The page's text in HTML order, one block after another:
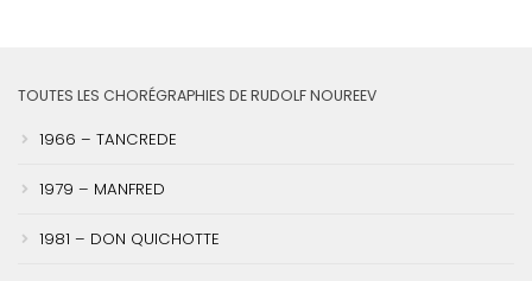
TOUTES LES CHORÉGRAPHIES DE RUDOLF NOUREEV
1966 – TANCREDE
1979 – MANFRED
1981 – DON QUICHOTTE